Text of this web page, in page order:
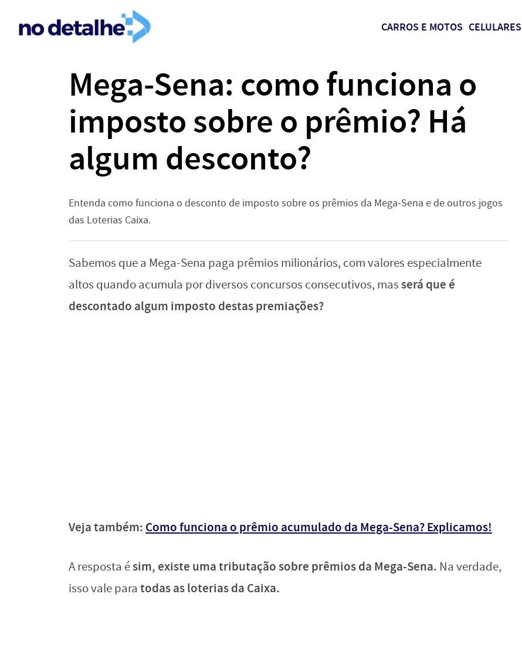
CARROS E MOTOS CELULARES
Mega-Sena: como funciona o
imposto sobre o prêmio? Há
algum desconto?
Entenda como funciona o desconto de imposto sobre os prêmios da Mega-Sena e de outros jogos
das Loterias Caixa.
Sabemos que a Mega-Sena paga prêmios milionários, com valores especialmente
altos quando acumula por diversos concursos consecutivos, masserá que é
descontado algum imposto destas premiações?
Veja também: Como funciona o prêmio acumulado da Mega-Sena? Explicamos!
A resposta ésim, existe uma tributação sobre prêmios da Mega-Sena. Na verdade,
isso vale para todas as loterias da Caixa.